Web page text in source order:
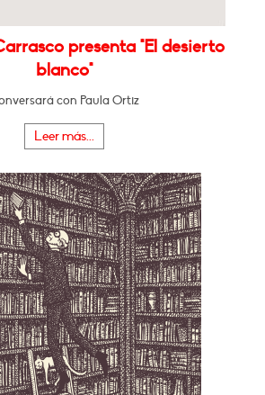
presenta "El desierto
blanco"
con Paula Ortiz
Leer más...